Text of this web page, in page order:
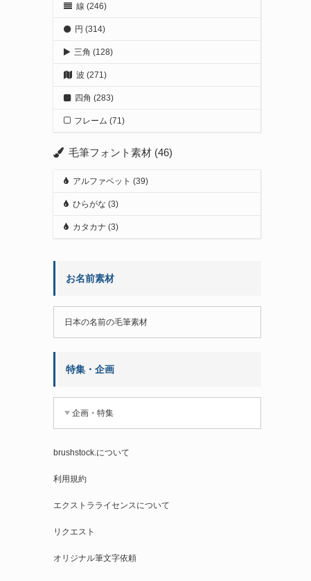
線 (246)
円 (314)
三角 (128)
波 (271)
四角 (283)
フレーム (71)
毛筆フォント素材 (46)
アルファベット (39)
ひらがな (3)
カタカナ (3)
お名前素材
日本の名前の毛筆素材
特集・企画
企画・特集
brushstock.について
利用規約
エクストラライセンスについて
リクエスト
オリジナル筆文字依頼